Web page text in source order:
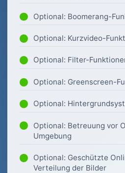
Optional: Boomerang-
Optional: Kurzvideo-
Optional: Filter-
Optional: Greenscreen-
Optional:
Optional: Betreuung vor
Umgebung
Optional: Geschützte
Verteilung der Bilder